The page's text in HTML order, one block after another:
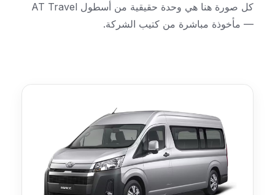
كل صورة هنا هي وحدة حقيقية من أسطول AT Travel
— مأخوذة مباشرة من كتيب الشركة.